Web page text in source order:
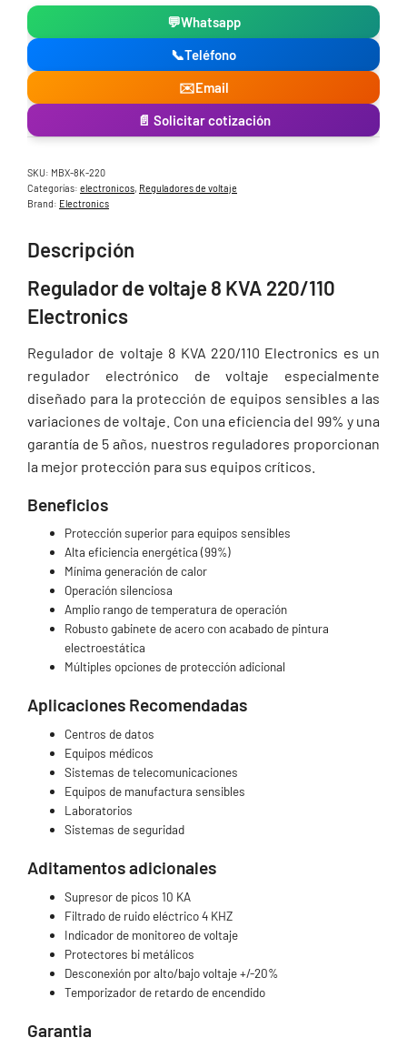
💬Whatsapp
📞Teléfono
✉️Email
📄 Solicitar cotización
SKU: MBX-8K-220
Categorías: electronicos, Reguladores de voltaje
Brand: Electronics
Descripción
Regulador de voltaje 8 KVA 220/110
Electronics
Regulador de voltaje 8 KVA 220/110 Electronics es un
regulador electrónico de voltaje especialmente
diseñado para la protección de equipos sensibles a las
variaciones de voltaje. Con una eficiencia del 99% y una
garantía de 5 años, nuestros reguladores proporcionan
la mejor protección para sus equipos críticos.
Beneficios
Protección superior para equipos sensibles
Alta eficiencia energética (99%)
Mínima generación de calor
Operación silenciosa
Amplio rango de temperatura de operación
Robusto gabinete de acero con acabado de pintura
electroestática
Múltiples opciones de protección adicional
Aplicaciones Recomendadas
Centros de datos
Equipos médicos
Sistemas de telecomunicaciones
Equipos de manufactura sensibles
Laboratorios
Sistemas de seguridad
Aditamentos adicionales
Supresor de picos 10 KA
Filtrado de ruido eléctrico 4 KHZ
Indicador de monitoreo de voltaje
Protectores bi metálicos
Desconexión por alto/bajo voltaje +/-20%
Temporizador de retardo de encendido
Garantia